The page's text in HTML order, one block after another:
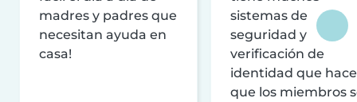
madres y padres que
necesitan ayuda en
casa!
sistemas de
seguridad y
verificación de
identidad que
que los miembros